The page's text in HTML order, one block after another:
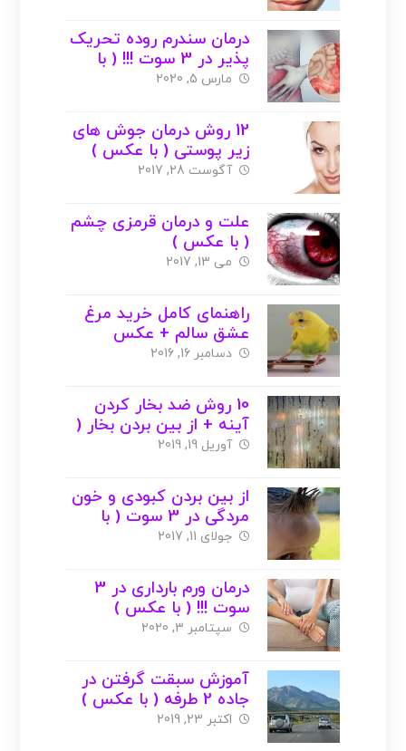
درمان سندرم روده تحریک
پذیر در 3 سوت !!! ( با
عکس )
مارس 5, 2020
12 روش درمان جوش های
زیر پوستی ( با عکس )
آگوست 28, 2017
علت و درمان قرمزی چشم
( با عکس )
می 13, 2017
راهنمای کامل خرید مرغ
عشق سالم + عکس
دسامبر 16, 2016
10 روش ضد بخار کردن
آینه + از بین بردن بخار (
با عکس )
آوریل 19, 2019
از بین بردن کبودی و خون
مردگی در 3 سوت ( با
عکس )
جولای 11, 2017
درمان ورم بارداری در 3
سوت !!! ( با عکس )
سپتامبر 3, 2020
آموزش سبقت گرفتن در
جاده 2 طرفه ( با عکس )
اکتبر 23, 2019